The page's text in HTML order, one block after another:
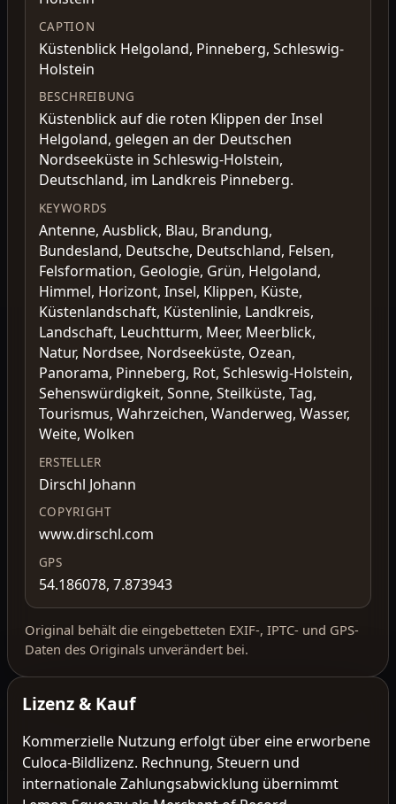
CAPTION
Küstenblick Helgoland, Pinneberg, Schleswig-
Holstein
BESCHREIBUNG
Küstenblick auf die roten Klippen der Insel
Helgoland, gelegen an der Deutschen
Nordseeküste in Schleswig-Holstein,
Deutschland, im Landkreis Pinneberg.
KEYWORDS
Antenne, Ausblick, Blau, Brandung,
Bundesland, Deutsche, Deutschland, Felsen,
Felsformation, Geologie, Grün, Helgoland,
Himmel, Horizont, Insel, Klippen, Küste,
Küstenlandschaft, Küstenlinie, Landkreis,
Landschaft, Leuchtturm, Meer, Meerblick,
Natur, Nordsee, Nordseeküste, Ozean,
Panorama, Pinneberg, Rot, Schleswig-Holstein,
Sehenswürdigkeit, Sonne, Steilküste, Tag,
Tourismus, Wahrzeichen, Wanderweg, Wasser,
Weite, Wolken
ERSTELLER
Dirschl Johann
COPYRIGHT
www.dirschl.com
GPS
54.186078, 7.873943
Original behält die eingebetteten EXIF-, IPTC- und GPS-
Daten des Originals unverändert bei.
Lizenz & Kauf
Kommerzielle Nutzung erfolgt über eine erworbene
Culoca-Bildlizenz. Rechnung, Steuern und
internationale Zahlungsabwicklung übernimmt